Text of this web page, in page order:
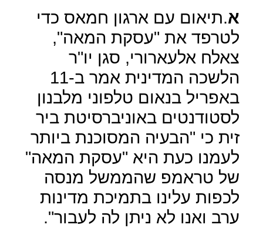
א.תיאום עם ארגון חמאס כדי
לטרפד את "עסקת המאה",
צאלח אלעארורי, סגן יו"ר
הלשכה המדינית אמר ב-11
באפריל בנאום טלפוני מלבנון
לסטודנטים באוניברסיטת ביר
זית כי "הבעיה המסוכנת ביותר
לעמנו כעת היא "עסקת המאה"
של טראמפ שהממשל מנסה
לכפות עלינו בתמיכת מדינות
ערב ואנו לא ניתן לה לעבור".